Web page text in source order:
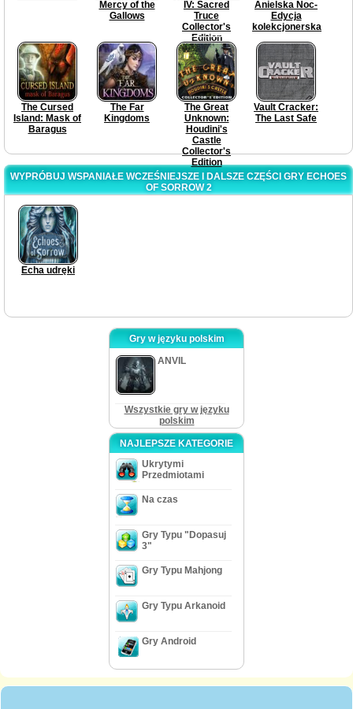
Mercy of the
Gallows
IV: Sacred
Truce
Collector's
Edition
Anielska Noc-
Edycja
kolekcjonerska
The Cursed
Island: Mask of
Baragus
The Far
Kingdoms
The Great
Unknown:
Houdini's
Castle
Collector's
Edition
Vault Cracker:
The Last Safe
WYPRÓBUJ WSPANIAŁE WCZEŚNIEJSZE I DALSZE CZĘŚCI GRY ECHOES
OF SORROW 2
Echa udręki
Gry w języku polskim
ANVIL
Wszystkie gry w języku
polskim
NAJLEPSZE KATEGORIE
Ukrytymi
Przedmiotami
Na czas
Gry Typu "Dopasuj
3"
Gry Typu Mahjong
Gry Typu Arkanoid
Gry Android